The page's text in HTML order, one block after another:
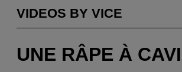
VIDEOS BY VICE
UNE RÂPE À